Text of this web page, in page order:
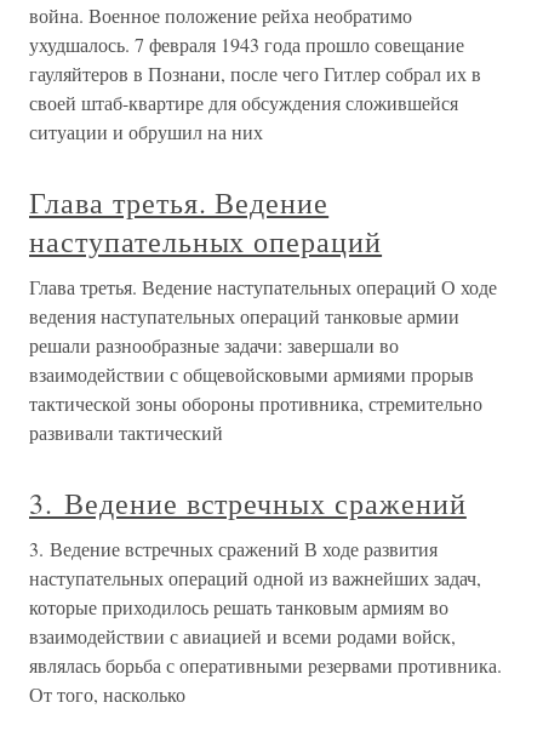
война. Военное положение рейха необратимо
ухудшалось. 7 февраля 1943 года прошло совещание
гауляйтеров в Познани, после чего Гитлер собрал их в
своей штаб-квартире для обсуждения сложившейся
ситуации и обрушил на них
Глава третья. Ведение
наступательных операций
Глава третья. Ведение наступательных операций О ходе
ведения наступательных операций танковые армии
решали разнообразные задачи: завершали во
взаимодействии с общевойсковыми армиями прорыв
тактической зоны обороны противника, стремительно
развивали тактический
3. Ведение встречных сражений
3. Ведение встречных сражений В ходе развития
наступательных операций одной из важнейших задач,
которые приходилось решать танковым армиям во
взаимодействии с авиацией и всеми родами войск,
являлась борьба с оперативными резервами противника.
От того, насколько